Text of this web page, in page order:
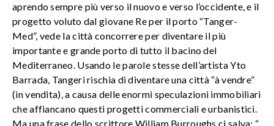
aprendo sempre più verso il nuovo e verso l’occidente, e il
progetto voluto dal giovane Re per il porto “Tanger-
Med”, vede la città concorrere per diventare il più
importante e grande porto di tutto il bacino del
Mediterraneo. Usando le parole stesse dell’artista Yto
Barrada, Tangeri rischia di diventare una città “à vendre”
(in vendita), a causa delle enormi speculazioni immobiliari
che affiancano questi progetti commerciali e urbanistici.
Ma una frase dello scrittore William Burroughs ci salva: “